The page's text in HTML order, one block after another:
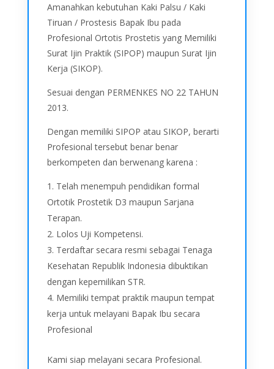
Amanahkan kebutuhan Kaki Palsu / Kaki
Tiruan / Prostesis Bapak Ibu pada
Profesional Ortotis Prostetis yang Memiliki
Surat Ijin Praktik (SIPOP) maupun Surat Ijin
Kerja (SIKOP).
Sesuai dengan PERMENKES NO 22 TAHUN
2013.
Dengan memiliki SIPOP atau SIKOP, berarti
Profesional tersebut benar benar
berkompeten dan berwenang karena :
Telah menempuh pendidikan formal
Ortotik Prostetik D3 maupun Sarjana
Terapan.
Lolos Uji Kompetensi.
Terdaftar secara resmi sebagai Tenaga
Kesehatan Republik Indonesia dibuktikan
dengan kepemilikan STR.
Memiliki tempat praktik maupun tempat
kerja untuk melayani Bapak Ibu secara
Profesional
Kami siap melayani secara Profesional.